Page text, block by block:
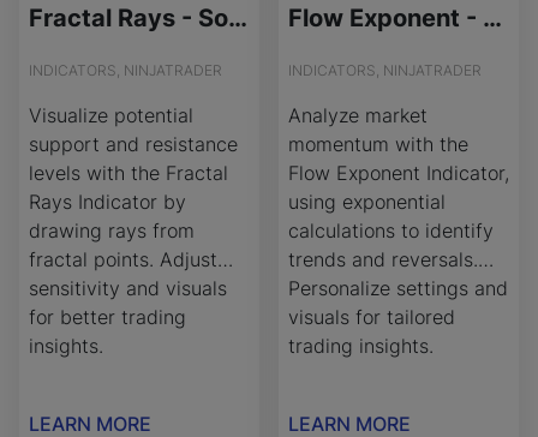
Fractal Rays - Source Code
INDICATORS, NINJATRADER
Visualize potential
support and resistance
levels with the Fractal
Rays Indicator by
drawing rays from
fractal points. Adjust
sensitivity and visuals
for better trading
insights.
LEARN MORE
Flow Exponent - License Version
INDICATORS, NINJATRADER
Analyze market
momentum with the
Flow Exponent Indicator,
using exponential
calculations to identify
trends and reversals.
Personalize settings and
visuals for tailored
trading insights.
LEARN MORE